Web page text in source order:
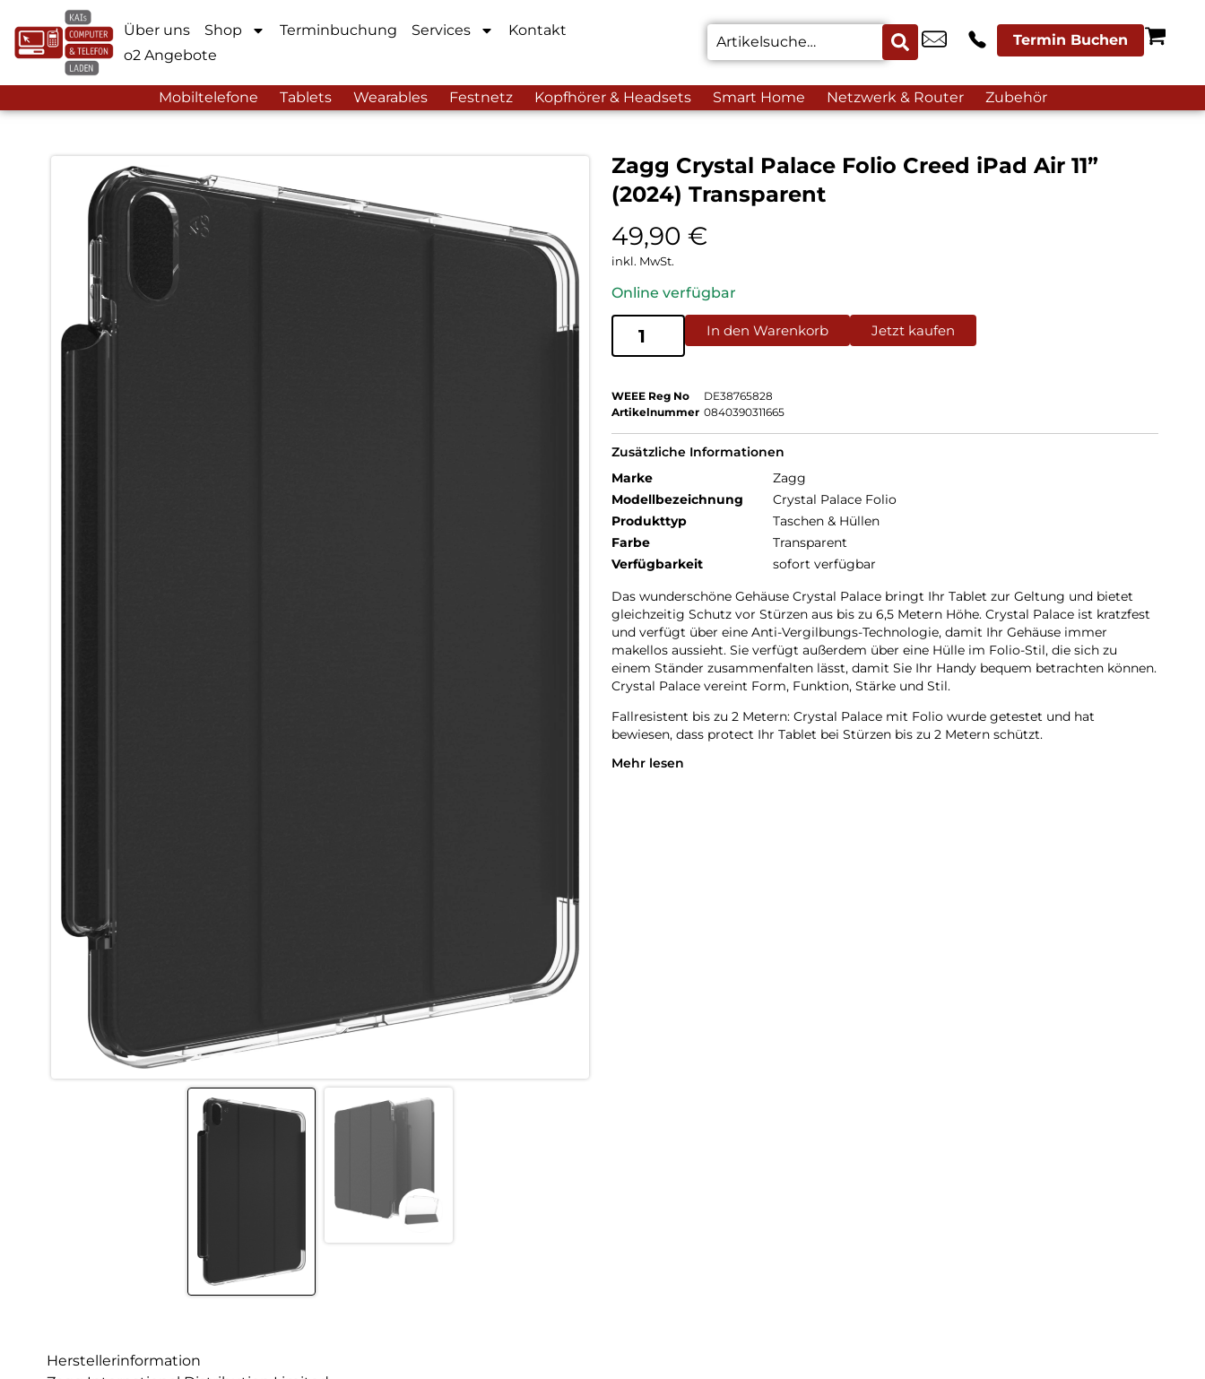
Über uns Shop Terminbuchung Services
Kontakt
o2 Angebote
Termin Buchen
Mobiltelefone Tablets Wearables Festnetz Kopfhörer & Headsets Smart Home Netzwerk & Router Zubehör
Zagg Crystal Palace Folio Creed iPad Air 11”
(2024) Transparent
49,90 €
inkl. MwSt.
Online verfügbar
In den Warenkorb Jetzt kaufen
WEEE Reg No
DE38765828
Artikelnummer 0840390311665
Zusätzliche Informationen
Marke
Zagg
Modellbezeichnung
Crystal Palace Folio
Produkttyp
Taschen & Hüllen
Farbe
Transparent
Verfügbarkeit
sofort verfügbar
Das wunderschöne Gehäuse Crystal Palace bringt Ihr Tablet zur Geltung und bietet
gleichzeitig Schutz vor Stürzen aus bis zu 6,5 Metern Höhe. Crystal Palace ist kratzfest
und verfügt über eine Anti-Vergilbungs-Technologie, damit Ihr Gehäuse immer
makellos aussieht. Sie verfügt außerdem über eine Hülle im Folio-Stil, die sich zu
einem Ständer zusammenfalten lässt, damit Sie Ihr Handy bequem betrachten können.
Crystal Palace vereint Form, Funktion, Stärke und Stil.
Fallresistent bis zu 2 Metern: Crystal Palace mit Folio wurde getestet und hat
bewiesen, dass protect Ihr Tablet bei Stürzen bis zu 2 Metern schützt.
Gestärkt mit Graphene: Graphene ist härter als ein Diamant, elastischer als Gummi und
Mehr lesen
Herstellerinformation